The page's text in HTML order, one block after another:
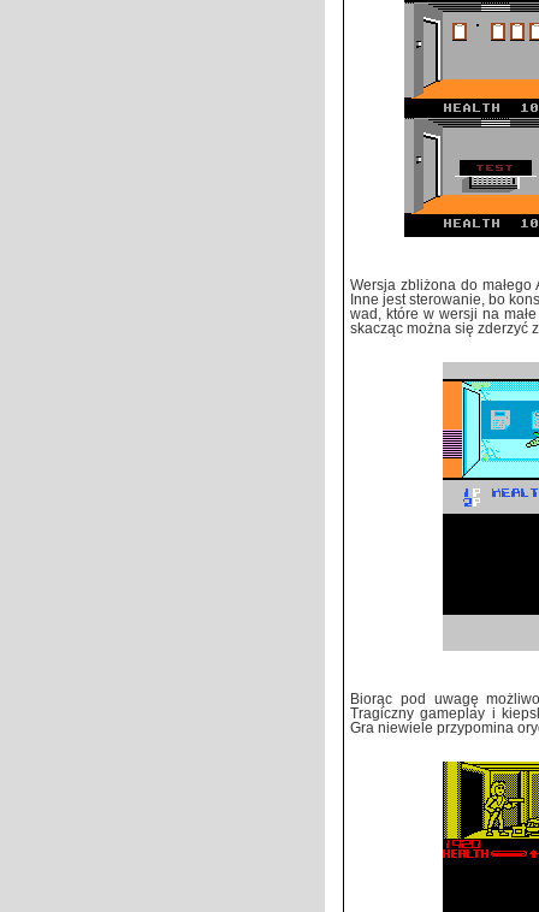
Wersja zbliżona do
Inne jest sterowanie, bo
wad, które w wersji na
skacząc można się zderzyć
Biorąc pod uwagę
Tragiczny gameplay i
Gra niewiele przypomina